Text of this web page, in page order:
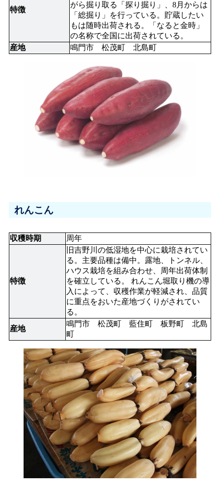
特徴
がら掘り取る「探り掘り」、8月からは
「総掘り」を行っている。貯蔵したい
もは随時出荷される。「なると金時」
の名称で全国に出荷されている。
産地
鳴門市　松茂町　北島町
れんこん
収穫時期 周年
特徴
旧吉野川の低湿地を中心に栽培されてい
る。主要品種は備中。露地、トンネル、
ハウス栽培を組み合わせ、周年出荷体制
を確立している。 れんこん堀取り機の導
入によって、収穫作業が軽減され、品質
に重点をおいた産地づくりがされてい
る。
産地
鳴門市　松茂町　藍住町　板野町　北島
町